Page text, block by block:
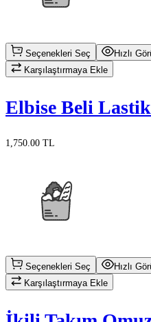
Seçenekleri Seç Hızlı
Karşılaştırmaya Ekle
Elbise Beli
1,750.00 TL
Seçenekleri Seç Hızlı
Karşılaştırmaya Ekle